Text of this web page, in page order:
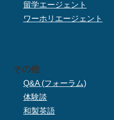
留学エージェント
ワーホリエージェント
その他
Q&A (フォーラム)
体験談
和製英語